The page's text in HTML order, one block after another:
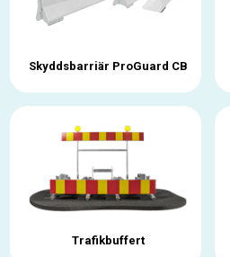
Skyddsbarriär ProGuard CB
Trafikbuffert